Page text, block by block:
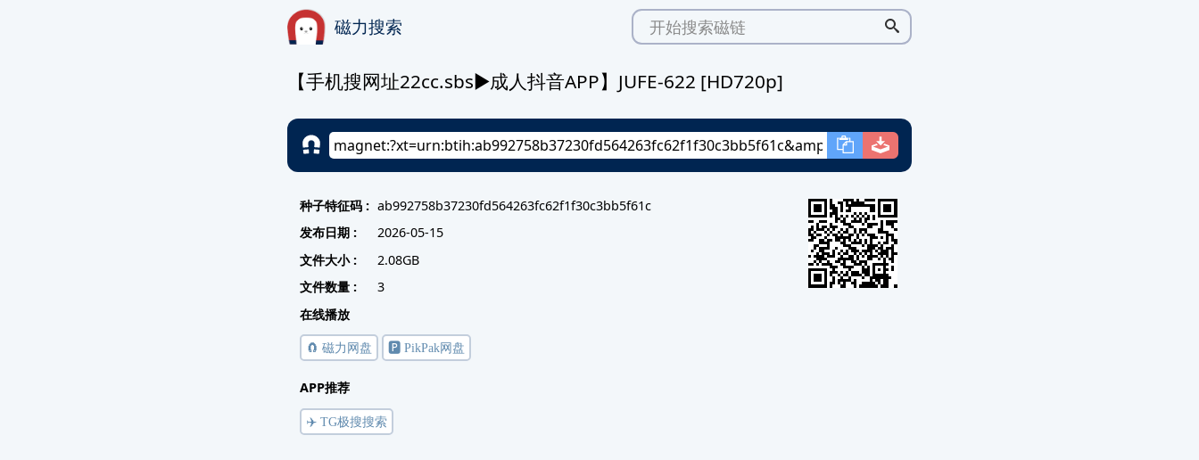
磁力搜索
【手机搜网址22cc.sbs▶成人抖音APP】JUFE-622 [HD720p]
种子特征码 : ab992758b37230fd564263fc62f1f30c3bb5f61c
发布日期 :
2026-05-15
文件大小 :
2.08GB
文件数量 :
3
在线播放
🧲 磁力网盘 🅿️ PikPak网盘
APP推荐
✈️ TG极搜搜索